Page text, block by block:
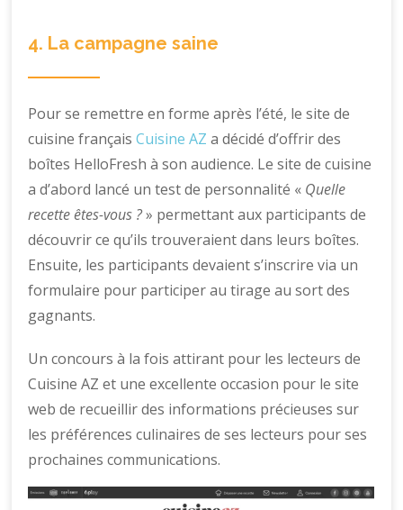
4. La campagne saine
Pour se remettre en forme après l’été, le site de
cuisine françaisCuisine AZ a décidé d’offrir des
boîtes HelloFresh à son audience. Le site de cuisine
a d’abord lancé un test de personnalité « Quelle
recette êtes-vous ?» permettant aux participants de
découvrir ce qu’ils trouveraient dans leurs boîtes.
Ensuite, les participants devaient s’inscrire via un
formulaire pour participer au tirage au sort des
gagnants.
Un concours à la fois attirant pour les lecteurs de
Cuisine AZ et une excellente occasion pour le site
web de recueillir des informations précieuses sur
les préférences culinaires de ses lecteurs pour ses
prochaines communications.